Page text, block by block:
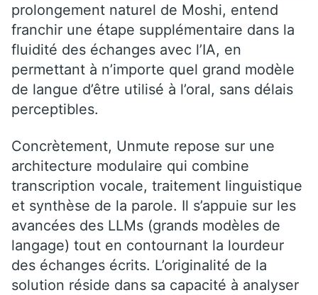
prolongement naturel de Moshi, entend
franchir une étape supplémentaire dans la
fluidité des échanges avec l’IA, en
permettant à n’importe quel grand modèle
de langue d’être utilisé à l’oral, sans délais
perceptibles.
Concrètement, Unmute repose sur une
architecture modulaire qui combine
transcription vocale, traitement linguistique
et synthèse de la parole. Il s’appuie sur les
avancées des LLMs (grands modèles de
langage) tout en contournant la lourdeur
des échanges écrits. L’originalité de la
solution réside dans sa capacité à analyser